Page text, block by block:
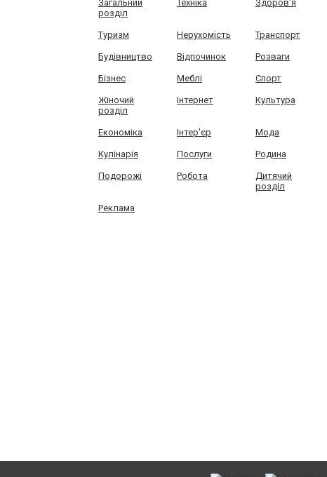
Загальний
розділ
Техніка Здоров'я
Туризм Нерухомість Транспорт
Будівництво Відпочинок Розваги
Бізнес Меблі Спорт
Жіночий
розділ
Інтернет Культура
Економіка Інтер'єр Мода
Кулінарія Послуги Родина
Подорожі Робота
Дитячий
розділ
Реклама